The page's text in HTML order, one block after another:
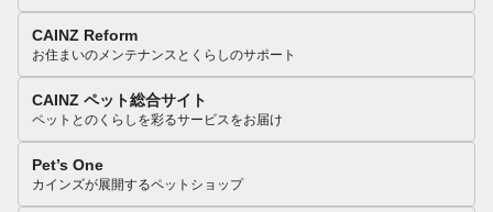
CAINZ Reform
お住まいのメンテナンスとくらしのサポート
CAINZ ペット総合サイト
ペットとのくらしを彩るサービスをお届け
Pet’s One
カインズが展開するペットショップ